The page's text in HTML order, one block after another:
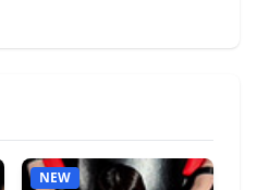
NEW